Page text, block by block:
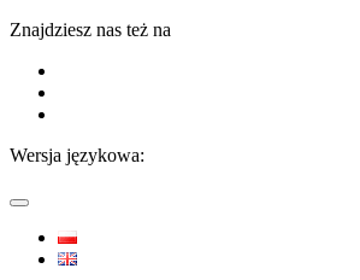
Znajdziesz nas też na
Wersja językowa: